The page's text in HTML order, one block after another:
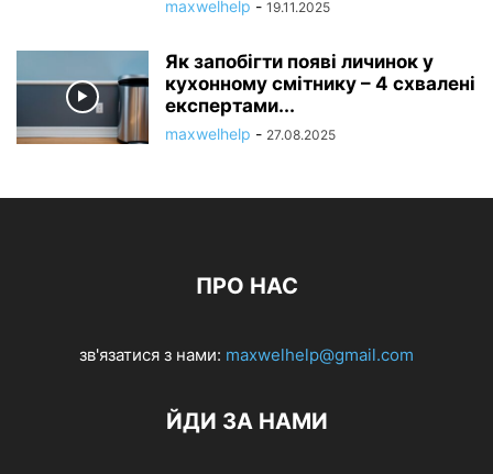
maxwelhelp - 19.11.2025
Як запобігти появі личинок у
кухонному смітнику – 4 схвалені
експертами...
maxwelhelp - 27.08.2025
ПРО НАС
зв'язатися з нами: maxwelhelp@gmail.com
ЙДИ ЗА НАМИ